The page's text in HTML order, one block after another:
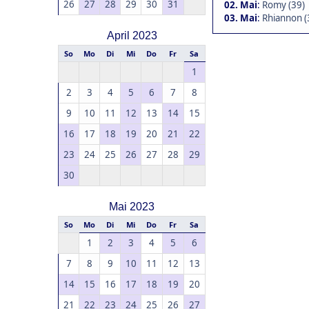
26 27 28 29 30 31
April 2023
So Mo Di Mi Do Fr Sa
1
2
3 4 5 6 7
8
9
10 11 12 13 14
15
16
17 18 19 20 21
22
23
24 25 26 27 28
29
30
Mai 2023
So Mo Di Mi Do Fr Sa
1 2 3 4 5
6
7
8 9 10 11 12
13
14
15 16 17 18 19
20
21
22 23 24 25 26 27
02. Mai: Romy (39)
03. Mai: Rhiannon